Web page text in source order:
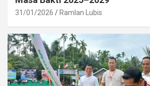
31/01/2026 Ramlan Lubis